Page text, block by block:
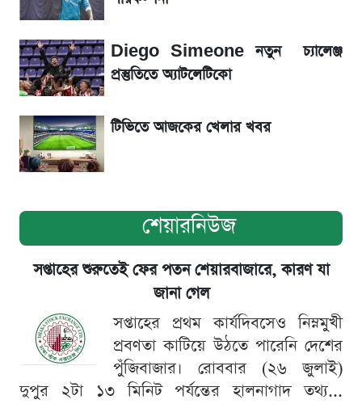
ড. ইউনূস বনাম তারেক রহমান—তুলনায় যা বললেন
কাদের সিদ্দিকী
Diego Simeone নতুন চ্যালেঞ্জ
প্রস্তুতিতে অ্যাটলেটিকো
টিভিতে আজকের খেলার খবর
শেয়ারনিউজ
সপ্তাহের শুরুতেই ফের পতন শেয়ারবাজারে, কারণ যা
জানা গেল
সপ্তাহের প্রথম কার্যদিবসেও নিম্নমুখী
প্রবণতা কাটিয়ে উঠতে পারেনি দেশের
পুঁজিবাজার। রোববার (২৬ জুলাই)
দুপুর ২টা ১৩ মিনিট পর্যন্তের হালনাগাদ তথ্য...